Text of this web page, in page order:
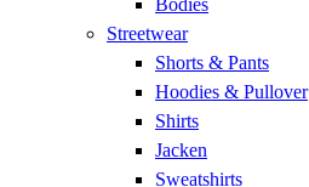
Streetwear
Shorts & Pants
Hoodies & Pullover
Shirts
Jacken
Sweatshirts